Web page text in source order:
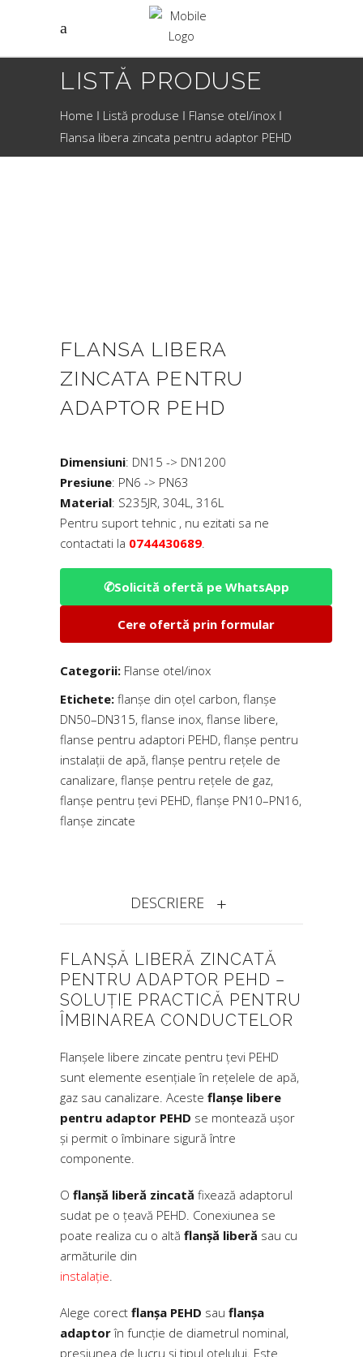
LISTĂ PRODUSE
Home Listă produse
Flanse otel/inox
Flansa libera zincata pentru adaptor PEHD
FLANSA LIBERA
ZINCATA PENTRU
ADAPTOR PEHD
Dimensiuni: DN15 -> DN1200
Presiune: PN6 -> PN63
Material: S235JR, 304L, 316L
Pentru suport tehnic , nu ezitati sa ne
contactati la 0744430689.
✆Solicită ofertă pe WhatsApp
Cere ofertă prin formular
Categorii: Flanse otel/inox
Etichete: flanșe din oțel carbon, flanșe
DN50–DN315, flanse inox, flanse libere,
flanse pentru adaptori PEHD, flanșe pentru
instalații de apă, flanșe pentru rețele de
canalizare, flanșe pentru rețele de gaz,
flanșe pentru țevi PEHD, flanșe PN10–PN16,
flanșe zincate
DESCRIERE
FLANȘĂ LIBERĂ ZINCATĂ
PENTRU ADAPTOR PEHD –
SOLUȚIE PRACTICĂ PENTRU
ÎMBINAREA CONDUCTELOR
Flanșele libere zincate pentru țevi PEHD
sunt elemente esențiale în rețelele de apă,
gaz sau canalizare. Aceste flanșe libere
pentru adaptor PEHD se montează ușor
și permit o îmbinare sigură între
componente.
O flanșă liberă zincată fixează adaptorul
sudat pe o țeavă PEHD. Conexiunea se
poate realiza cu o altă flanșă liberă sau cu
armăturile din
instalație.
Alege corect flanșa PEHD sau flanșa
adaptorîn funcție de diametrul nominal,
presiunea de lucru și tipul oțelului. Este